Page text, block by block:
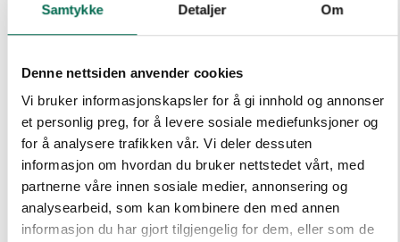
Samtykke Detaljer Om
Denne nettsiden anvender cookies
Vi bruker informasjonskapsler for å gi innhold og annonser
et personlig preg, for å levere sosiale mediefunksjoner og
for å analysere trafikken vår. Vi deler dessuten
informasjon om hvordan du bruker nettstedet vårt, med
partnerne våre innen sosiale medier, annonsering og
analysearbeid, som kan kombinere den med annen
informasjon du har gjort tilgjengelig for dem, eller som de
stor fare for væsker og vann på gulvet
Bruksområder
Leggeanvisning og dokumenter
Valg av farge/design